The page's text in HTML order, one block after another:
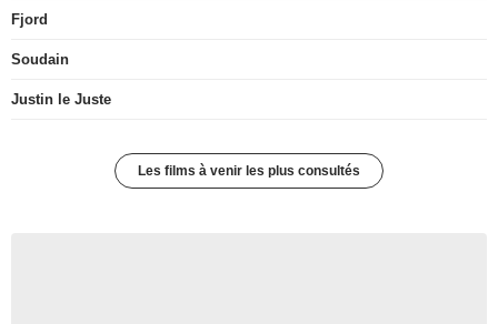
Fjord
Soudain
Justin le Juste
Les films à venir les plus consultés